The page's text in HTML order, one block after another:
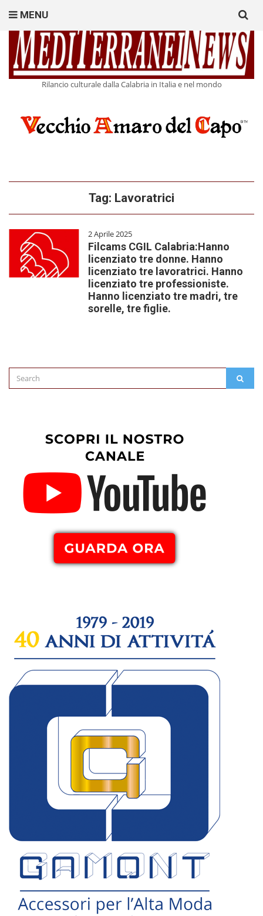
Rilancio culturale dalla Calabria in Italia e nel mondo
MENU
for:
Tag: Lavoratrici
2 Aprile 2025
Filcams CGIL Calabria:Hanno
licenziato tre donne. Hanno
licenziato tre lavoratrici. Hanno
licenziato tre professioniste.
Hanno licenziato tre madri, tre
sorelle, tre figlie.
Search
for: